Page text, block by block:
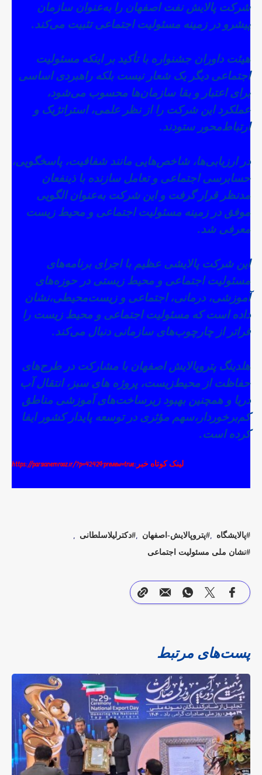
شرکت پالایش نفت اصفهان را به‌عنوان سازمان
پیشرو در زمینه مسئولیت اجتماعی تثبیت می‌کند.
هیئت داوران جشنواره با تأکید بر اینکه مسئولیت
اجتماعی دیگر یک شعار نیست بلکه راهبردی اساسی
برای اعتبار و بقا سازمان‌ها محسوب می‌شود،
عملکرد این شرکت را از نظر علمی، استراتژیک و
ارتباط‌محور ستودند.
در ارزیابی‌ها، شاخص‌هایی مانند شفافیت، پاسخگویی،
حسابرسی اجتماعی و تعامل سازنده با ذینفعان
مدنظر قرار گرفت و این شرکت به‌عنوان الگویی
موفق در زمینه مسئولیت اجتماعی و محیط زیست
معرفی شد.
این شرکت پالایشی عظیم با اجرای برنامه‌های
مسئولیت اجتماعی و محیط زیستی در حوزه‌های
آموزشی، درمانی، اجتماعی و زیست‌محیطی،نشان
داده است که مسئولیت اجتماعی و محیط زیست را
فراتر از چارچوب‌های سازمانی دنبال می‌کند.
هلدینگ پتروپالایش اصفهان با مشارکت در طرح‌های
حفاظت از محیط‌زیست، پروژه های سبز، انتقال آب
دریا و همچنین بهبود زیرساخت‌های آموزشی مناطق
کم‌برخوردار،سهم مؤثری در توسعه پایدار کشور ایفا
کرده است.
لینک کوتاه خبر:https://parsianemrooz.ir/?p=4242&preview=true
پالایشگاه پتروپالایش-اصفهان
دکترلیلاسلطانی
نشان ملی مسئولیت اجتماعی
پست‌های مرتبط